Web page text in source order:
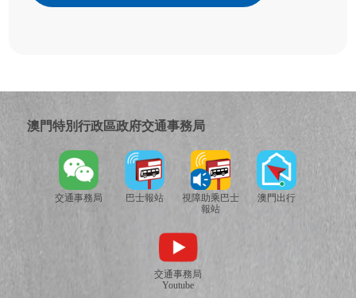
澳門特別行政區政府交通事務局
交通事務局 巴士報站
視障助乘巴士
報站
澳門出行
交通事務局
Youtube